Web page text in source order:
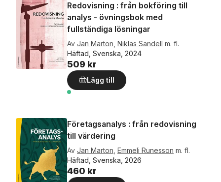
Redovisning : från bokföring till
analys - övningsbok med
fullständiga lösningar
Av Jan Marton Niklas Sandell m. fl.
Häftad, Svenska, 2024
509 kr
Lägg till
Företagsanalys : från redovisning
till värdering
Av Jan Marton Emmeli Runesson m. fl.
Häftad, Svenska, 2026
460 kr